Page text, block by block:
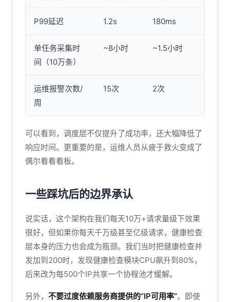
P99延迟 1.2s 180ms
单任务采集时
间（10万条）
~8小时 ~1.5小时
运维报警次数/
周
15次 2次
可以看到，调度层不仅提升了成功率，还大幅降低了
响应时间。更重要的是，运维人员从疲于救火变成了
偶尔看看看板。
一些踩坑后的边界承认
说实话，这个架构在我们每天10万+请求量级下效果
很好，但如果你每天千万级甚至亿级请求，健康检查
层本身的压力也会成为瓶颈。我们当时把健康检查并
发加到200时，发现健康检查模块CPU飙升到80%，
后来改为每500个IP共享一个协程池才缓解。
另外， 不要过度依赖服务商提供的“IP可用率”。即使